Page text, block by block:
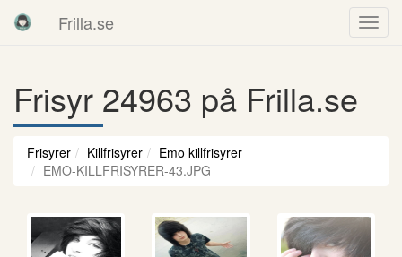
Frilla.se
Frisyr 24963 på Frilla.se
Frisyrer Killfrisyrer
Emo killfrisyrer
EMO-KILLFRISYRER-43.JPG